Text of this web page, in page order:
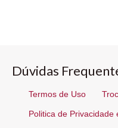
Dúvidas
Termos de Uso
Politica de Privacidade